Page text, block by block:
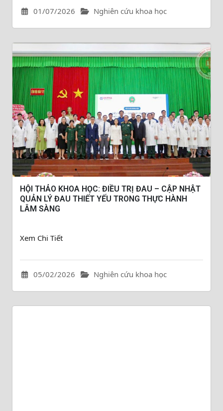
01/07/2026 Nghiên cứu khoa học
HỘI THẢO KHOA HỌC: ĐIỀU TRỊ ĐAU – CẬP NHẬT
QUẢN LÝ ĐAU THIẾT YẾU TRONG THỰC HÀNH
LÂM SÀNG
05/02/2026 Nghiên cứu khoa học
Xem Chi Tiết